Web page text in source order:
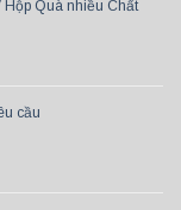
Hộp Quà nhiều Chất
cầu